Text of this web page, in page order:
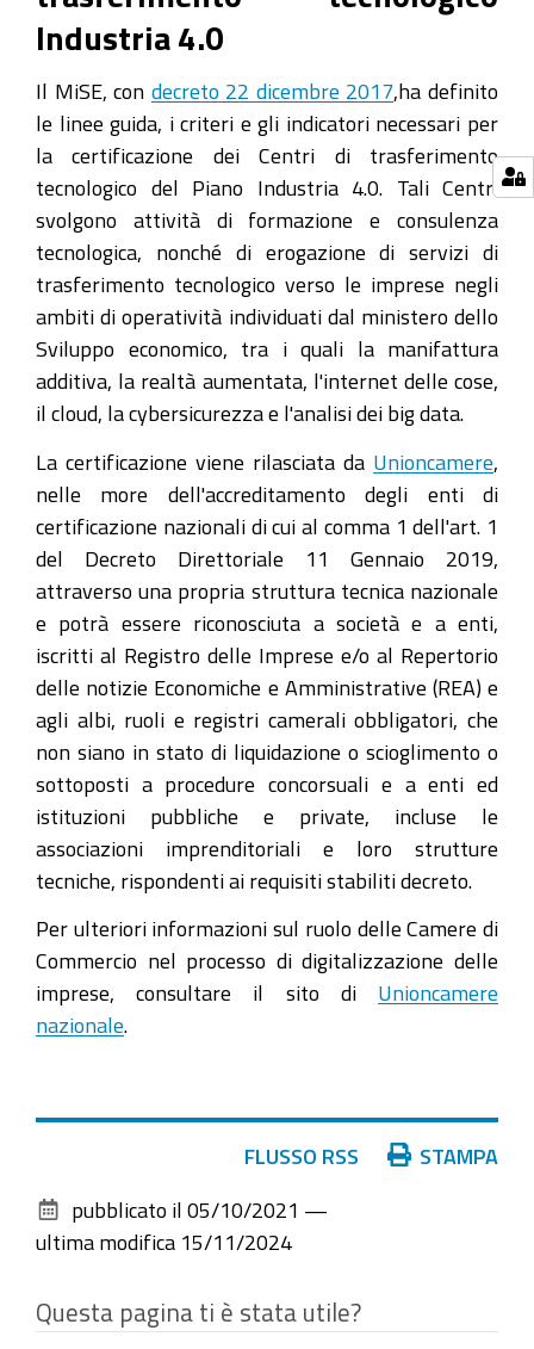
Industria 4.0
Il MiSE, con decreto 22 dicembre 2017 ,ha definito
le linee guida, i criteri e gli indicatori necessari per
la certificazione dei Centri di trasferimento
tecnologico del Piano Industria 4.0. Tali Centri
svolgono attività di formazione e consulenza
tecnologica, nonché di erogazione di servizi di
trasferimento tecnologico verso le imprese negli
ambiti di operatività individuati dal ministero dello
Sviluppo economico, tra i quali la manifattura
additiva, la realtà aumentata, l'internet delle cose,
il cloud, la cybersicurezza e l'analisi dei big data.
La certificazione viene rilasciata da Unioncamere
nelle more dell'accreditamento degli enti di
certificazione nazionali di cui al comma 1 dell'art. 1
del Decreto Direttoriale 11 Gennaio 2019,
attraverso una propria struttura tecnica nazionale
e potrà essere riconosciuta a società e a enti,
iscritti al Registro delle Imprese e/o al Repertorio
delle notizie Economiche e Amministrative (REA) e
agli albi, ruoli e registri camerali obbligatori, che
non siano in stato di liquidazione o scioglimento o
sottoposti a procedure concorsuali e a enti ed
istituzioni pubbliche e private, incluse le
associazioni imprenditoriali e loro strutture
tecniche, rispondenti ai requisiti stabiliti decreto.
Per ulteriori informazioni sul ruolo delle Camere di
Commercio nel processo di digitalizzazione delle
imprese, consultare il sito di Unioncamere
nazionale
documento
FLUSSO RSS STAMPA
pubblicato il 05/10/2021 —
ultima modifica 15/11/2024
Questa pagina ti è stata utile?